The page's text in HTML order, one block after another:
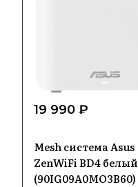
19 990 ₽
Mesh система Asus
ZenWiFi BD4 белый
(90IG09A0MO3B60)